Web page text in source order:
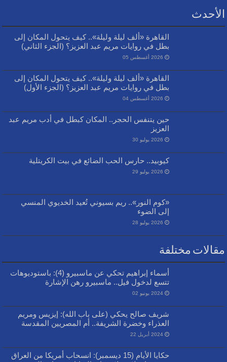
الأحدث
القاهرة «ألف ليلة وليلة».. كيف يتحول المكان إلى
بطل في روايات مريم عبد العزيز؟ (الجزء الثاني)
2026 أغسطس 05
القاهرة «ألف ليلة وليلة».. كيف يتحول المكان إلى
بطل في روايات مريم عبد العزيز؟ (الجزء الأول)
2026 أغسطس 04
حين يتنفس الحجر.. المكان كبطل في أدب مريم عبد
العزيز
2026 يوليو 30
كيوبيد.. حارس الحب الضائع في بيت الكريتلية
2026 يوليو 29
«كوم النور».. ريم بسيوني تُعيد الخديوي المنسي
إلى الضوء
2026 يوليو 28
مقالات مختلفة
أسماء إبراهيم تحكي عن ماسبيرو (4): باستوديوهات
تتسع لدخول فيل.. ماسبيرو رهن الإشارة
2024 يونيو 02
شريف صالح يحكي (على باب الله): إيزيس ومريم
العذراء وخضرة الشريفة.. أم المصريين المقدسة
2024 أبريل 22
حكايا الأيام (15 ديسمبر): انسحاب أمريكا من العراق